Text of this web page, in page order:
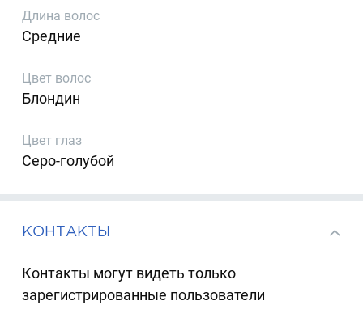
Длина волос
Средние
Цвет волос
Блондин
Цвет глаз
Серо-голубой
КОНТАКТЫ
Контакты могут видеть только
зарегистрированные пользователи